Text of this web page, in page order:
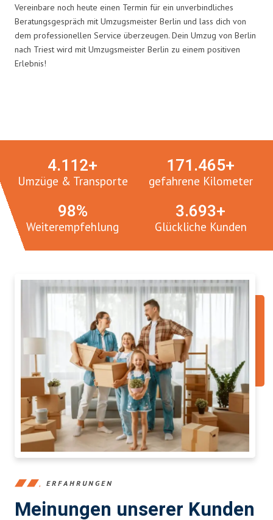
Vereinbare noch heute einen Termin für ein unverbindliches
Beratungsgespräch mit Umzugsmeister Berlin und lass dich von
dem professionellen Service überzeugen. Dein Umzug von Berlin
nach Triest wird mit Umzugsmeister Berlin zu einem positiven
Erlebnis!
Umzüge & Transporte
4.112+
gefahrene Kilometer
171.465+
Weiterempfehlung
100%
Glückliche Kunden
3.765+
ERFAHRUNGEN
Meinungen unserer Kunden